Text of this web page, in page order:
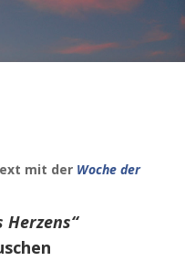
mit der Woche der